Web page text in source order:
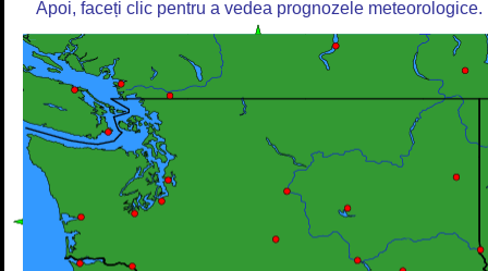
Apoi, faceți clic pentru a vedea prognozele meteorologice.